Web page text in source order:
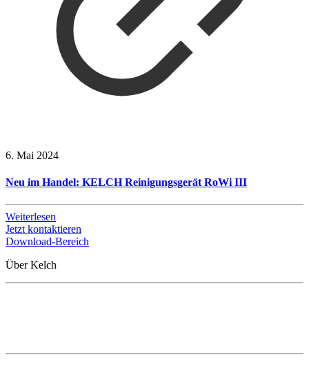
6. Mai 2024
Neu im Handel: KELCH Reinigungsgerät RoWi III
Weiterlesen
Jetzt kontaktieren
Download-Bereich
Über Kelch